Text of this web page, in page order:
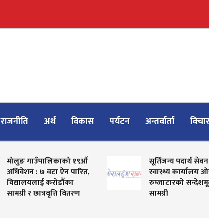
राजनीति अर्थ विकास पर्यटन अन्तर्वार्ता
मोलुङ गाउँपालिकाको १९औँ
अधिवेशन : ७ वटा ऐन पारित,
विद्यालयलाई करोडौँका
सामग्री र छात्रवृत्ति वितरण
सूर्तिजन्य पदार्थ
स्वास्थ्य कार्यालय
रुम्जाटारको
सामग्री